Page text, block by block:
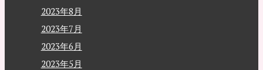
2023年8月
2023年7月
2023年6月
2023年5月